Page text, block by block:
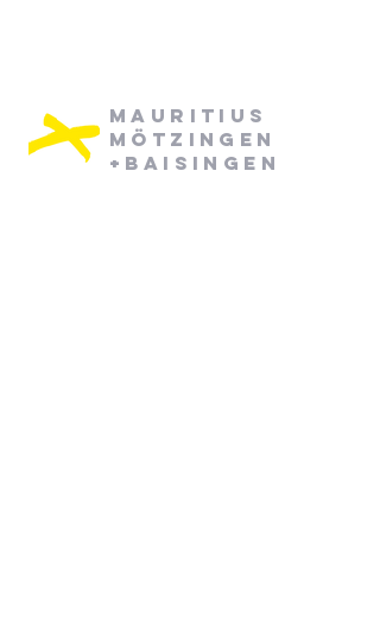
Mauritius
Mötzingen
+Baisingen